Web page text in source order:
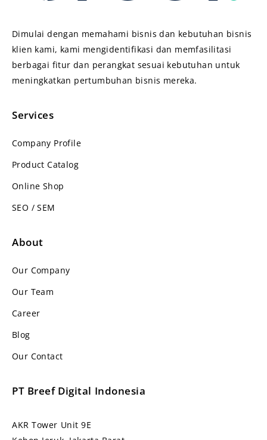
Dimulai dengan memahami bisnis dan kebutuhan bisnis
klien kami, kami mengidentifikasi dan memfasilitasi
berbagai fitur dan perangkat sesuai kebutuhan untuk
meningkatkan pertumbuhan bisnis mereka.
Services
Company Profile
Product Catalog
Online Shop
SEO / SEM
About
Our Company
Our Team
Career
Blog
Our Contact
PT Breef Digital Indonesia
AKR Tower Unit 9E